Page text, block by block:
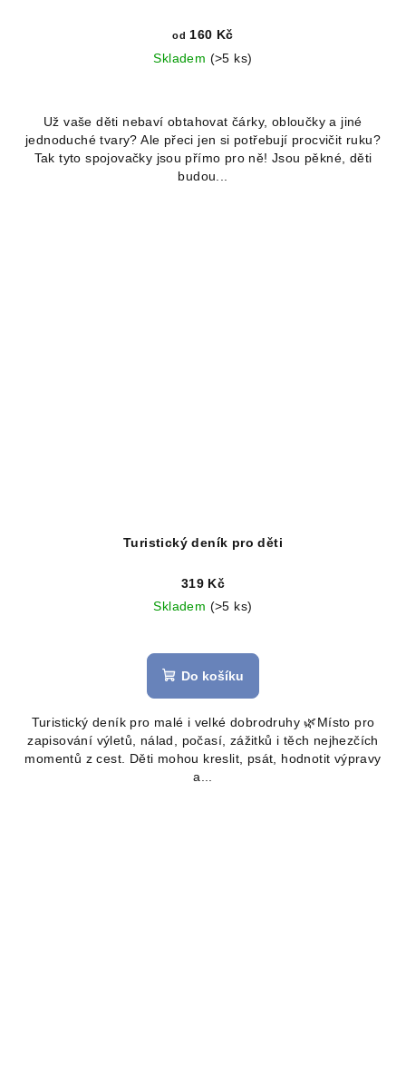
od 160 Kč
Skladem (>5 ks)
produktu
je
5,0
z
Už vaše děti nebaví obtahovat čárky, obloučky a jiné
jednoduché tvary? Ale přeci jen si potřebují procvičit ruku?
Tak tyto spojovačky jsou přímo pro ně! Jsou pěkné, děti
budou...
Turistický deník pro děti
319 Kč
Skladem (>5 ks)
hodnocení
produktu
z
5
hvězdiček.
Do košíku
Turistický deník pro malé i velké dobrodruhy 🌿Místo pro
zapisování výletů, nálad, počasí, zážitků i těch nejhezčích
momentů z cest. Děti mohou kreslit, psát, hodnotit výpravy
a...